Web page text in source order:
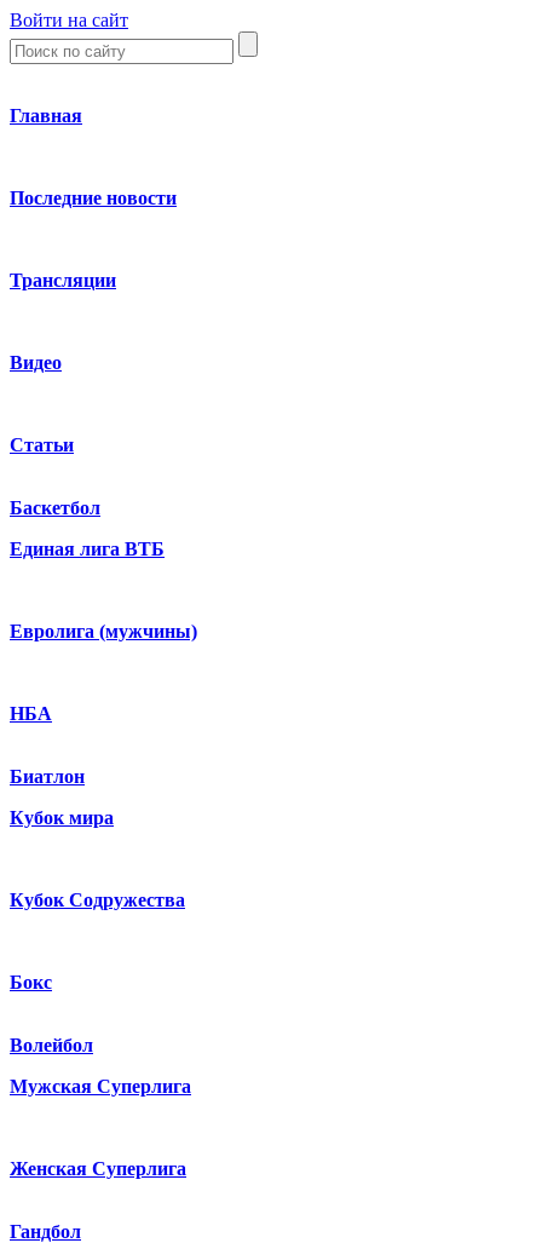
Войти на сайт
Главная
Последние новости
Трансляции
Видео
Статьи
Баскетбол
Единая лига ВТБ
Евролига (мужчины)
НБА
Биатлон
Кубок мира
Кубок Содружества
Бокс
Волейбол
Мужская Суперлига
Женская Суперлига
Гандбол